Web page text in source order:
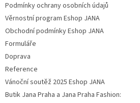
Podmínky ochrany osobních údajů
Věrnostní program Eshop JANA
Obchodní podmínky Eshop JANA
Formuláře
Doprava
Reference
Vánoční soutěž 2025 Eshop JANA
Butik Jana Praha a Jana Praha Fashion: